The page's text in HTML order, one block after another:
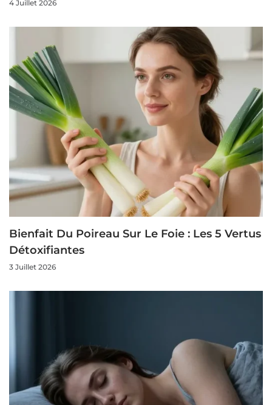
4 Juillet 2026
Bienfait Du Poireau Sur Le Foie : Les 5 Vertus
Détoxifiantes
3 Juillet 2026